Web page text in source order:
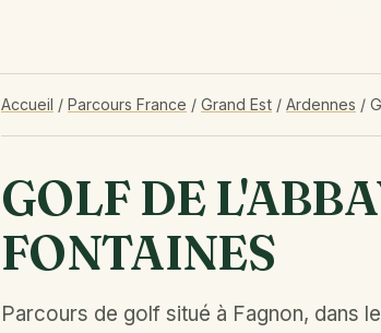
Accueil / Parcours France / Grand Est / Ardennes /
GOLF DE
FONTAINES
Parcours de golf situé à Fagnon, dans